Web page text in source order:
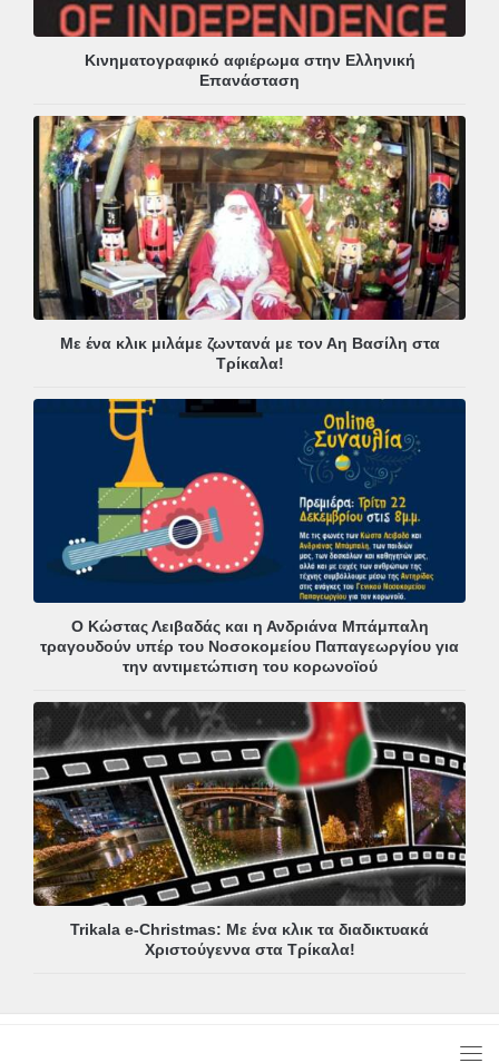
Κινηματογραφικό αφιέρωμα στην Ελληνική
Επανάσταση
Με ένα κλικ μιλάμε ζωντανά με τον Αη Βασίλη στα
Τρίκαλα!
Ο Κώστας Λειβαδάς και η Ανδριάνα Μπάμπαλη
τραγουδούν υπέρ του Νοσοκομείου Παπαγεωργίου για
την αντιμετώπιση του κορωνοϊού
Trikala e-Christmas: Με ένα κλικ τα διαδικτυακά
Χριστούγεννα στα Τρίκαλα!